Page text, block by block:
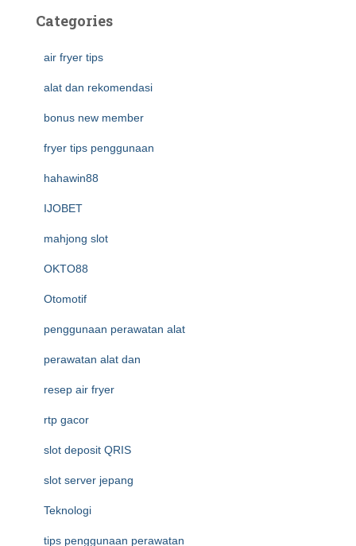
Categories
air fryer tips
alat dan rekomendasi
bonus new member
fryer tips penggunaan
hahawin88
IJOBET
mahjong slot
OKTO88
Otomotif
penggunaan perawatan alat
perawatan alat dan
resep air fryer
rtp gacor
slot deposit QRIS
slot server jepang
Teknologi
tips penggunaan perawatan